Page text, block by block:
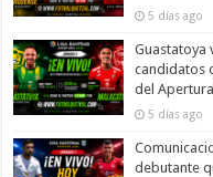
5 días ago
Guastatoya
candidatos
del
5 días ago
debutante